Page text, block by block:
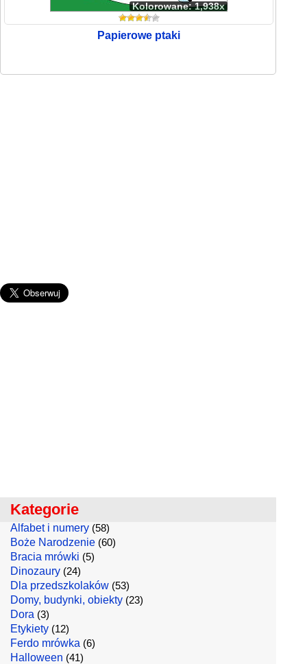
Kolorowane: 1,938x
Papierowe ptaki
Kategorie
Alfabet i numery (58)
Boże Narodzenie (60)
Bracia mrówki (5)
Dinozaury (24)
Dla przedszkolaków (53)
Domy, budynki, obiekty (23)
Dora (3)
Etykiety (12)
Ferdo mrówka (6)
Halloween (41)